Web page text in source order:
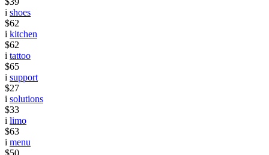
i shoes
$62
i kitchen
$62
i tattoo
$65
i support
$27
i solutions
$33
i limo
$63
i menu